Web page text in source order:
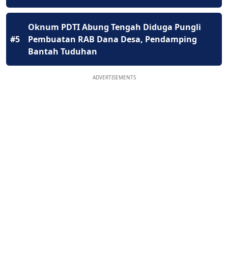
#5
Oknum PDTI Abung Tengah Diduga Pungli
Pembuatan RAB Dana Desa, Pendamping
Bantah Tuduhan
ADVERTISEMENTS